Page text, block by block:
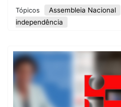
Tópicos Assembleia Nacional
independência